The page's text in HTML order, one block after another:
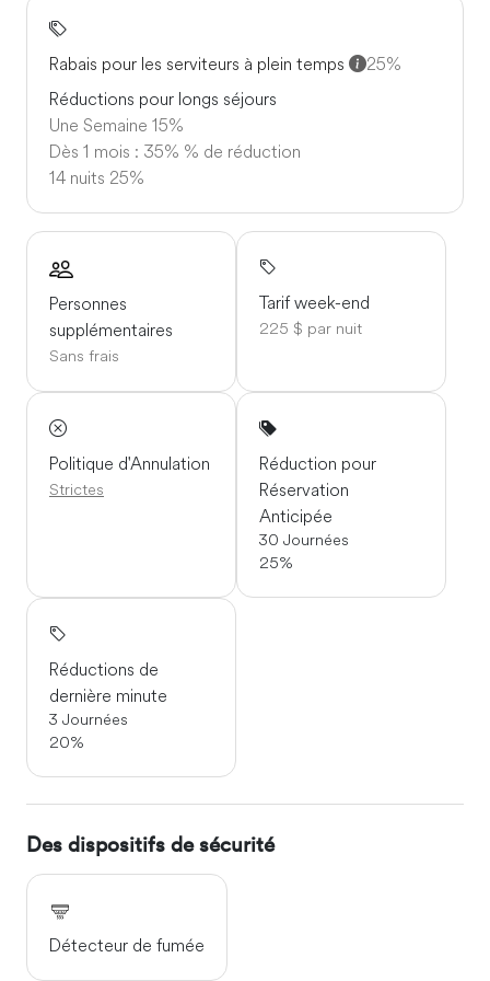
voiturettes de golf ne sont autorisées à circuler que sur
Plusieurs restaurants et cafés se trouvent à distance de
marche, vous aurez donc de nombreuses options pour
vous restaurer à proximité.
Rabais pour les serviteurs à plein temps
25%
Réductions pour longs séjours
Une Semaine 15%
Dès 1 mois : 35% % de réduction
14 nuits 25%
Personnes
supplémentaires
Sans frais
Tarif week-end
225 $ par nuit
Politique d'Annulation
Strictes
Réduction pour
Réservation
Anticipée
30 Journées
25%
Réductions de
dernière minute
3 Journées
20%
Des dispositifs de sécurité
Détecteur de fumée